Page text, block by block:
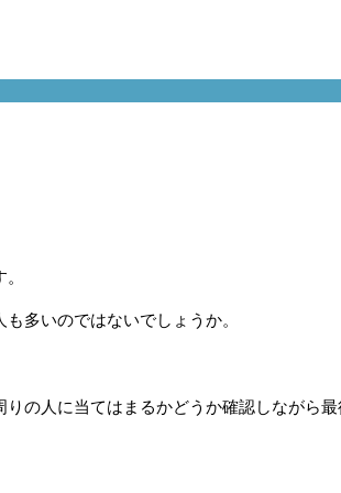
多いのではないでしょうか。
の人に当てはまるかどうか確認しながら最